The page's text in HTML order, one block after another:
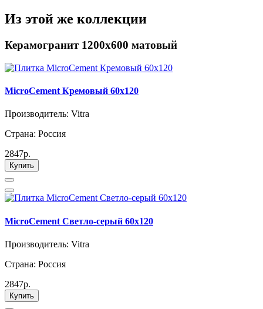
Из этой же коллекции
Керамогранит 1200х600 матовый
MicroCement Кремовый 60x120
Производитель: Vitra
Страна: Россия
2847р.
Купить
MicroCement Светло-серый 60x120
Производитель: Vitra
Страна: Россия
2847р.
Купить